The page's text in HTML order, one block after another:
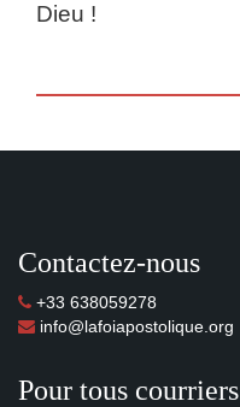
Dieu !
Contactez-nous
+33 638059278
info@lafoiapostolique.org
Pour tous courriers